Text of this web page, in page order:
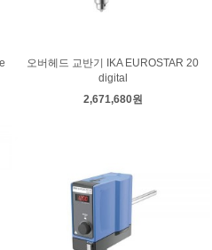
오버헤드 교반기 IKA EUROSTAR 20
digital
2,671,680원